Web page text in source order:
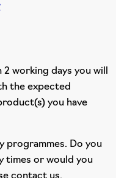
working days you will
the expected
you have
programmes. Do you
times or would you